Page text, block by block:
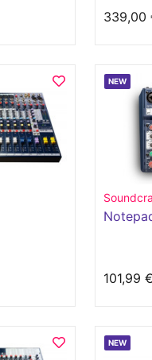
339,00
NEW
101,99 €
NEW